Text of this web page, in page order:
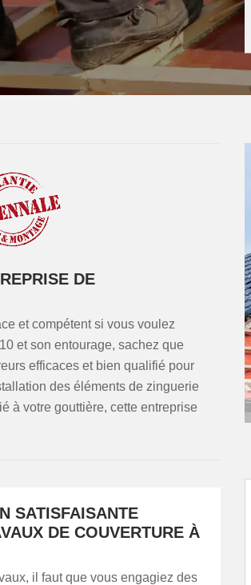
DE
et compétent si vous voulez
et son entourage, sachez que
efficaces et bien qualifié pour
des éléments de zinguerie
à votre gouttière, cette entreprise
SATISFAISANTE
DE COUVERTURE À
il faut que vous engagiez des